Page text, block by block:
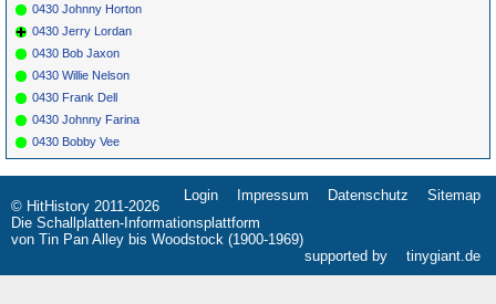
0430 Johnny Horton
0430 Jerry Lordan
0430 Bob Jaxon
0430 Willie Nelson
0430 Frank Dell
0430 Johnny Farina
0430 Bobby Vee
Navigation
überspringen
Login Impressum Datenschutz Sitemap
© HitHistory 2011-2026
Die Schallplatten-Informationsplattform
von Tin Pan Alley bis Woodstock (1900-1969)
supported by
tinygiant.de